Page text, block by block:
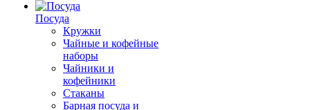
Посуда
Кружки
Чайные и кофейные
наборы
Чайники и
кофейники
Стаканы
Барная посуда и